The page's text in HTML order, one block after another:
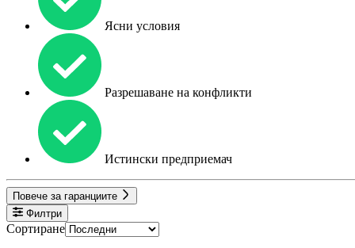
Ясни условия
Разрешаване на конфликти
Истински предприемач
Повече за гаранциите
Филтри
Сортиране